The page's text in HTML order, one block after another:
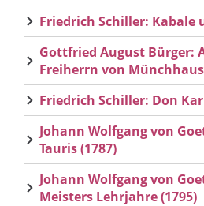
Friedrich Schiller: Kabale
Gottfried August Bürger:
Freiherrn von
Friedrich Schiller: Don
Johann Wolfgang von
Tauris (1787)
Johann Wolfgang von
Meisters Lehrjahre (1795)